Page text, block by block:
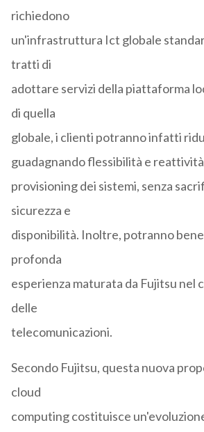
richiedono
un'infrastruttura Ict globale
tratti di
adottare servizi della piattaforma
di quella
globale, i clienti potranno infatti
guadagnando flessibilità e
provisioning dei sistemi, senza
sicurezza e
disponibilità. Inoltre, potranno
profonda
esperienza maturata da Fujitsu nel
delle
telecomunicazioni.
Secondo Fujitsu, questa nuova
cloud
computing costituisce